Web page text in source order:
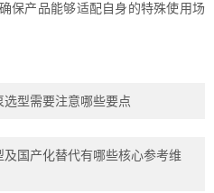
保产品能够适配自身的特殊使用场
型需要注意哪些要点
及国产化替代有哪些核心参考维